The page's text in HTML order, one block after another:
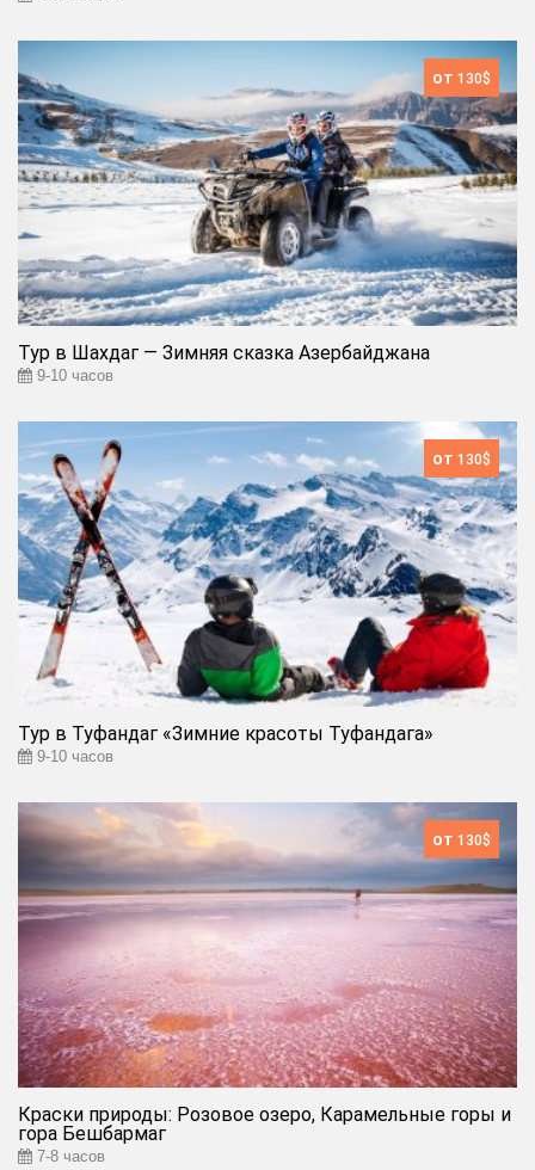
от 130$
Тур в Шахдаг — Зимняя сказка Азербайджана
9-10 часов
от 130$
Тур в Туфандаг «Зимние красоты Туфандага»
9-10 часов
от 130$
Краски природы: Розовое озеро, Карамельные горы и
гора Бешбармаг
7-8 часов